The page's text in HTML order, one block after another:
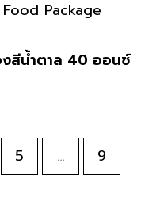
สีน้ำตาล 40 ออนซ์
5 …
9